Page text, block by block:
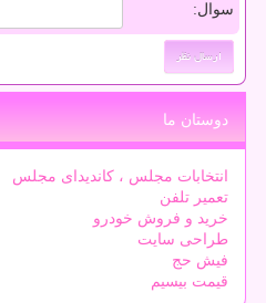
سوال:
دوستان ما
انتخابات مجلس ، کاندیدای مجلس
تعمیر تلفن
خرید و فروش خودرو
طراحی سایت
فیش حج
قیمت بیسیم